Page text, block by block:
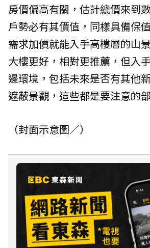
房價偏高有關，估計總價來到
戶勢必有其價值，同樣具備保
需求加價就能入手高樓層的山
大樓更好，相對更推薦，但入
邊環境，包括未來是否有其他
遮蔽景觀，這些都是要注意的
（封面示意圖／）